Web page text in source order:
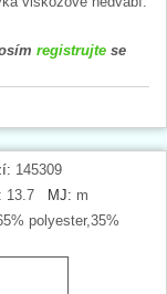
registrujte se
145309
13.7 MJ: m
polyester,35%